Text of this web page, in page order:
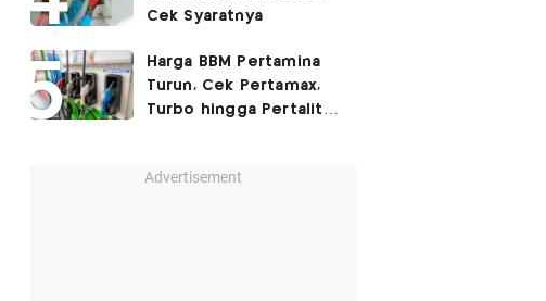
Cek Syaratnya
Harga BBM Pertamina
Turun, Cek Pertamax,
Turbo hingga Pertalite
Advertisement